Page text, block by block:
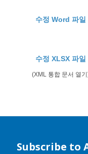
수정 Word 파일
수정 XLSX 파일
(XML 통합 문서 열
Subscribe to